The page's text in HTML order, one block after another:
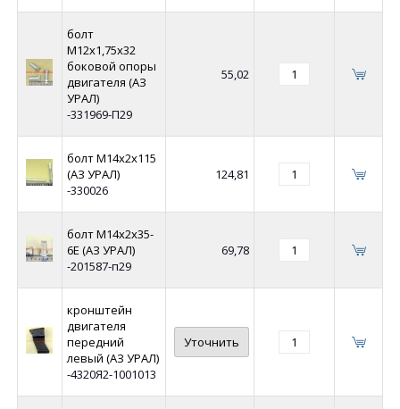
болт
М12х1,75х32
боковой опоры
двигателя (АЗ
УРАЛ)
-331969-П29
55,02
болт М14х2х115
(АЗ УРАЛ)
-330026
124,81
болт М14х2х35-
6Е (АЗ УРАЛ)
-201587-п29
69,78
кронштейн
двигателя
передний
левый (АЗ УРАЛ)
-4320Я2-1001013
Уточнить